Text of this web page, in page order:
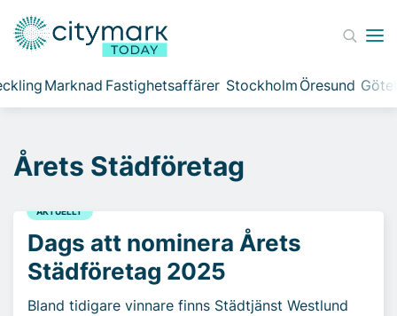
Marknad Fastighetsaffärer Stockholm Öresund
Årets Städföretag
AKTUELLT
Dags att nominera Årets
Städföretag 2025
Bland tidigare vinnare finns Städtjänst Westlund